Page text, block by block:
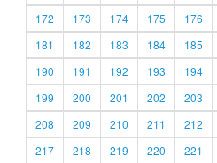
172
173 174 175 176
181
182 183 184 185
190
191 192 193 194
199
200 201 202 203
208
209 210 211 212
217
218 219 220 221